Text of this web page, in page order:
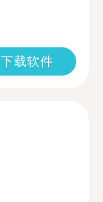
下载软件